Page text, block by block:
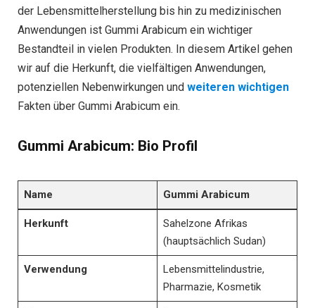
der Lebensmittelherstellung bis hin zu medizinischen
Anwendungen ist Gummi Arabicum ein wichtiger
Bestandteil in vielen Produkten. In diesem Artikel gehen
wir auf die Herkunft, die vielfältigen Anwendungen,
potenziellen Nebenwirkungen und weiteren wichtigen
Fakten über Gummi Arabicum ein.
Gummi Arabicum: Bio Profil
Name Gummi Arabicum
Herkunft
Sahelzone Afrikas
(hauptsächlich Sudan)
Verwendung
Lebensmittelindustrie,
Pharmazie, Kosmetik